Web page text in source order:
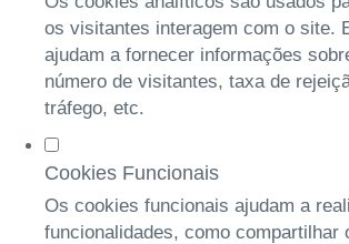
os visitantes interagem com o site.
ajudam a fornecer informações
número de visitantes, taxa de
tráfego, etc.
Cookies Funcionais
Os cookies funcionais ajudam a
funcionalidades, como compartilhar